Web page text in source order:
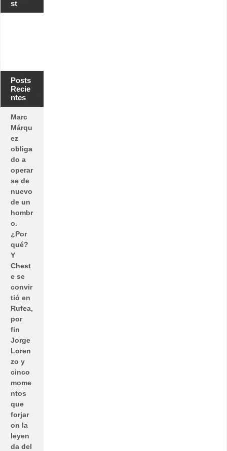
st
Posts
Recie
ntes
Marc
Márqu
ez
obliga
do a
operar
se de
nuevo
de un
hombr
o.
¿Por
qué?
Y
Chest
e se
convir
tió en
Rufea,
por
fin
Jorge
Loren
zo y
cinco
mome
ntos
que
forjar
on la
leyen
da del